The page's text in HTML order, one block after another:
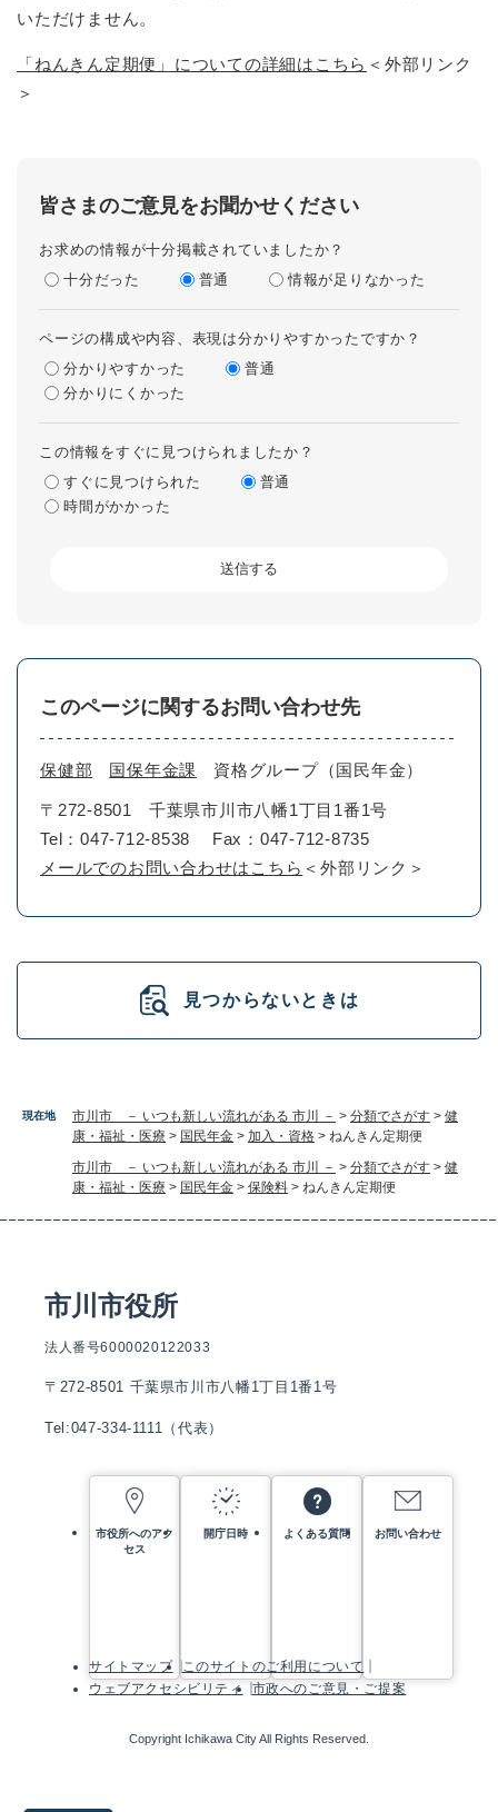
現在地 市川市 － いつも新しい流れがある 市川 － > 分類でさがす > 健
康・福祉・医療 > 国民年金 > 加入・資格 > ねんきん定期便
市川市 － いつも新しい流れがある 市川 － > 分類でさがす > 健
康・福祉・医療 > 国民年金 > 保険料 > ねんきん定期便
いただけません。
「ねんきん定期便」についての詳細はこちら ＜外部リンク
＞
皆さまのご意見をお聞かせください
お求めの情報が十分掲載されていましたか？
十分だった
普通 情報が足りなかった
ページの構成や内容、表現は分かりやすかったですか？
分かりやすかった
普通
分かりにくかった
この情報をすぐに見つけられましたか？
すぐに見つけられた
普通
時間がかかった
このページに関するお問い合わせ先
保健部 国保年金課 資格グループ（国民年金）
〒272-8501
千葉県市川市八幡1丁目1番1号
Tel：047-712-8538
Fax：047-712-8735
メールでのお問い合わせはこちら ＜外部リンク＞
見つからないときは
市川市役所
法人番号6000020122033
〒272-8501 千葉県市川市八幡1丁目1番1号
Tel:047-334-1111（代表）
市役所へのアク
セス
開庁日時 よくある質問 お問い合わせ
サイトマップ
このサイトのご利用について
ウェブアクセシビリティ
市政へのご意見・ご提案
Copyright Ichikawa City All Rights Reserved.